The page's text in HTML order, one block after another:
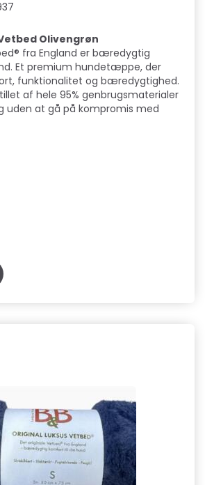
Olivengrøn
fra England er bæredygtig
Et premium hundetæppe, der
funktionalitet og bæredygtighed.
af hele 95% genbrugsmaterialer
uden at gå på kompromis med